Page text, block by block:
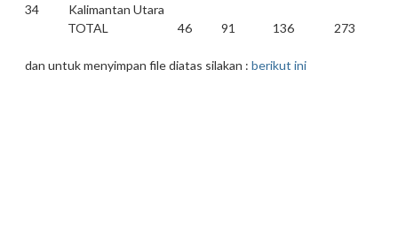
34 Kalimantan Utara
TOTAL 46 91 136 273
dan untuk menyimpan file diatas silakan : berikut ini